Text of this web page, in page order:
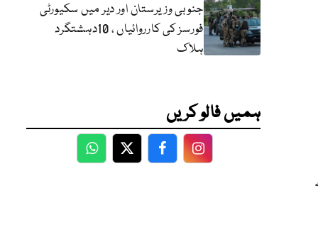
جنوبی وزیرستان اور دیر میں سکیورٹی
فورسز کی کارروائیاں ، 10دہشتگرد
ہلاک
ہمیں فالو کریں
WhatsApp
TwitterFacebookFacebook